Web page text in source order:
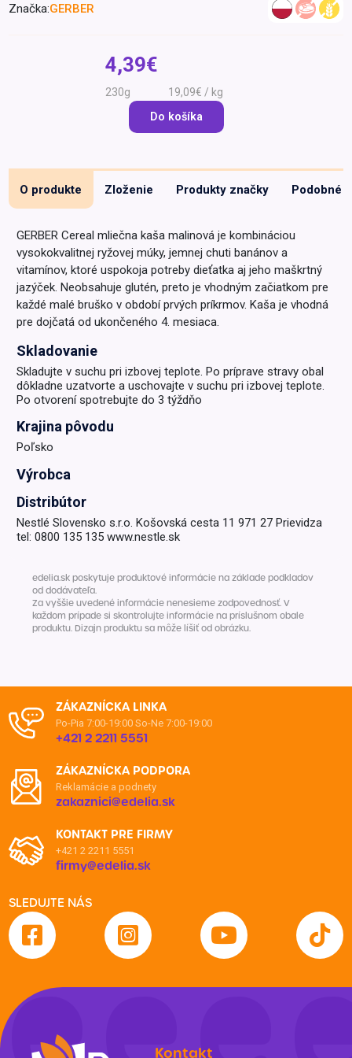
Drogéria a kozmetika
Domácnosť a kancelária
Značka:GERBER
4,39€
230g 19,09€ / kg
Do košíka
O produkte Zloženie Produkty značky Podobné
GERBER Cereal mliečna kaša malinová je kombináciou
vysokokvalitnej ryžovej múky, jemnej chuti banánov a
vitamínov, ktoré uspokoja potreby dieťatka aj jeho maškrtný
jazýček. Neobsahuje glutén, preto je vhodným začiatkom pre
každé malé bruško v období prvých príkrmov. Kaša je vhodná
pre dojčatá od ukončeného 4. mesiaca.
Skladovanie
Skladujte v suchu pri izbovej teplote. Po príprave stravy obal
dôkladne uzatvorte a uschovajte v suchu pri izbovej teplote.
Po otvorení spotrebujte do 3 týždňo
Krajina pôvodu
Poľsko
Výrobca
Distribútor
Nestlé Slovensko s.r.o. Košovská cesta 11 971 27 Prievidza
tel: 0800 135 135 www.nestle.sk
edelia.sk poskytuje produktové informácie na základe podkladov
od dodávateľa.
Za vyššie uvedené informácie nenesieme zodpovednosť. V
každom prípade si skontrolujte informácie na príslušnom obale
produktu. Dizajn produktu sa môže líšiť od obrázku.
ZÁKAZNÍCKA LINKA
Po-Pia 7:00-19:00 So-Ne 7:00-19:00
+421 2 2211 5551
ZÁKAZNÍCKA PODPORA
Reklamácie a podnety
zakaznici@edelia.sk
KONTAKT PRE FIRMY
+421 2 2211 5551
firmy@edelia.sk
SLEDUJTE NÁS
Kontakt